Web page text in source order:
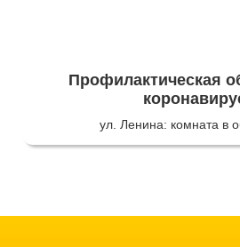
Профилактическая
ул. Ленина: комната в